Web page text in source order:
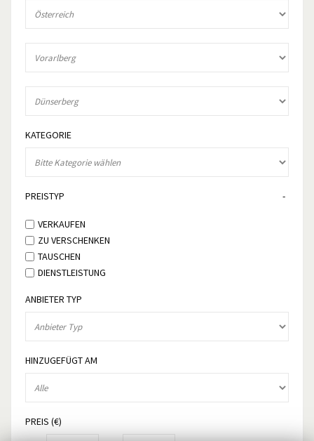
KATEGORIE
PREISTYP
VERKAUFEN
ZU VERSCHENKEN
TAUSCHEN
DIENSTLEISTUNG
ANBIETER TYP
HINZUGEFÜGT AM
PREIS (€)